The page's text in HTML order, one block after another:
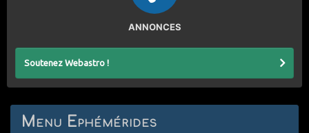
ANNONCES
Soutenez Webastro !
Menu Ephémérides